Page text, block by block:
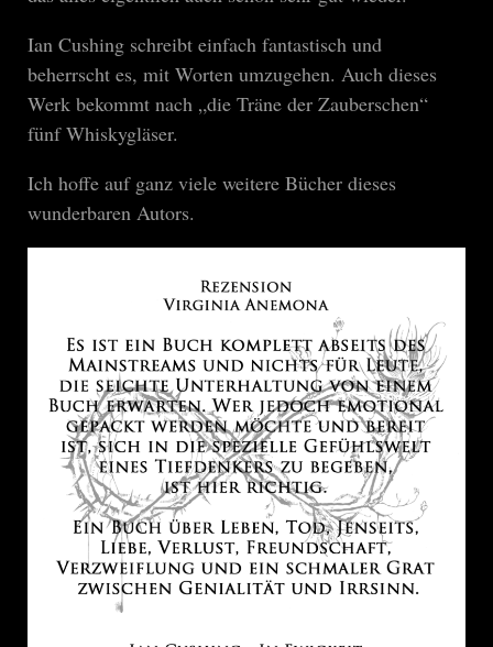
Ian Cushing schreibt einfach fantastisch und
beherrscht es, mit Worten umzugehen. Auch dieses
Werk bekommt nach „die Träne der Zauberschen“
fünf Whiskygläser.
Ich hoffe auf ganz viele weitere Bücher dieses
wunderbaren Autors.